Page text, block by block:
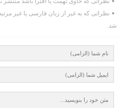
نظراتی که به غیر از زبان فارسی یا غیر
شد.